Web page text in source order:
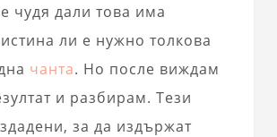
чудя дали това има
ли е нужно толкова
чанта. Но после виждам
и разбирам. Тези
за да издържат